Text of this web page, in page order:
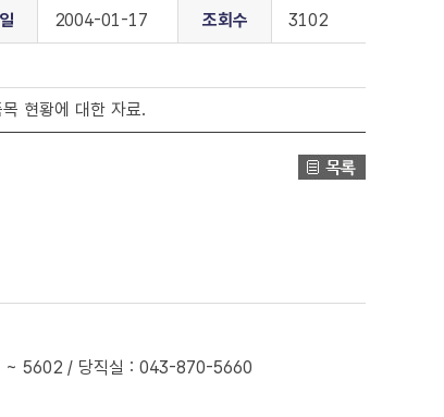
2004-01-17 조회수 3102
현황에 대한 자료.
~ 5602 / 당직실 : 043-870-5660